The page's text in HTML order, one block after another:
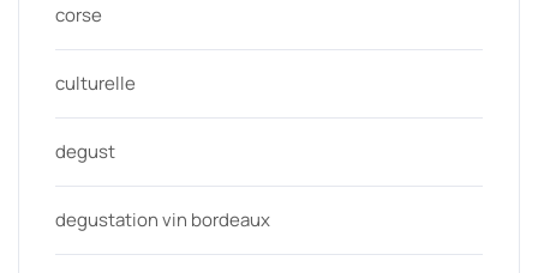
corse
culturelle
degust
degustation vin bordeaux